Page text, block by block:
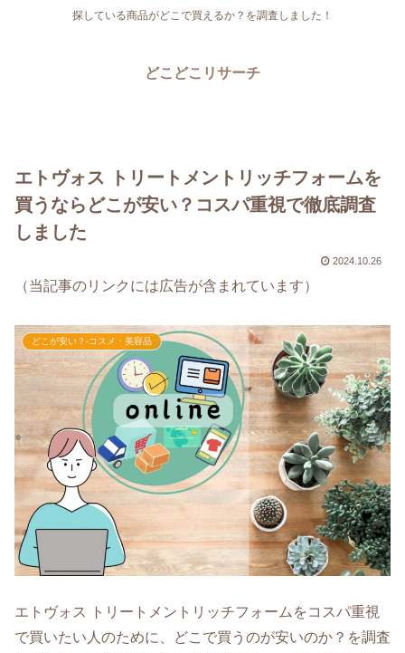
探している商品がどこで買えるか？を調査しました！
どこどこリサーチ
エトヴォス トリートメントリッチフォームを
買うならどこが安い？コスパ重視で徹底調査
しました
2024.10.26
（当記事のリンクには広告が含まれています）
どこが安い？-コスメ・美容品
エトヴォス トリートメントリッチフォームをコスパ重視
で買いたい人のために、どこで買うのが安いのか？を調査